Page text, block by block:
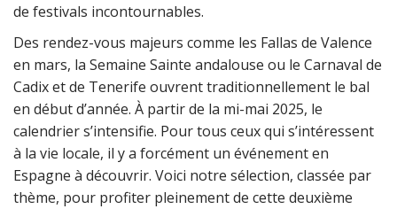
de festivals incontournables.
Des rendez-vous majeurs comme les Fallas de Valence
en mars, la Semaine Sainte andalouse ou le Carnaval de
Cadix et de Tenerife ouvrent traditionnellement le bal
en début d’année. À partir de la mi-mai 2025, le
calendrier s’intensifie. Pour tous ceux qui s’intéressent
à la vie locale, il y a forcément un événement en
Espagne à découvrir. Voici notre sélection, classée par
thème, pour profiter pleinement de cette deuxième